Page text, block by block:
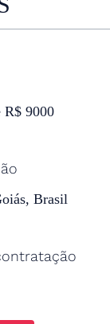
R$ 9000
Brasil